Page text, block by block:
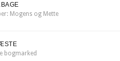
Mogens og Mette
bogmarked